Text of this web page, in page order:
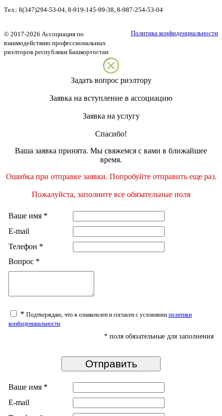
Тел.: 8(347)294-53-04 8-919-145-99-38 8-987-254-53-04
Политика конфиденциальности
© 2017-2026 Ассоциация по
взаимодействию профессиональных
риэлторов республики Башкортостан
Задать вопрос риэлтору
Заявка на вступление в ассоциацию
Заявка на услугу
Спасибо!
Ваша заявка принята. Мы свяжемся с вами в ближайшее
время.
Ошибка при отправке заявки. Попробуйте отправить еще раз.
Пожалуйста, заполните все обязательные поля
Ваше имя *
E-mail
Телефон *
Вопрос *
* Подтверждаю, что я ознакомлен и согласен с условиями политики
конфиденциальности.
* поля обязательные для заполнения
Ваше имя *
E-mail